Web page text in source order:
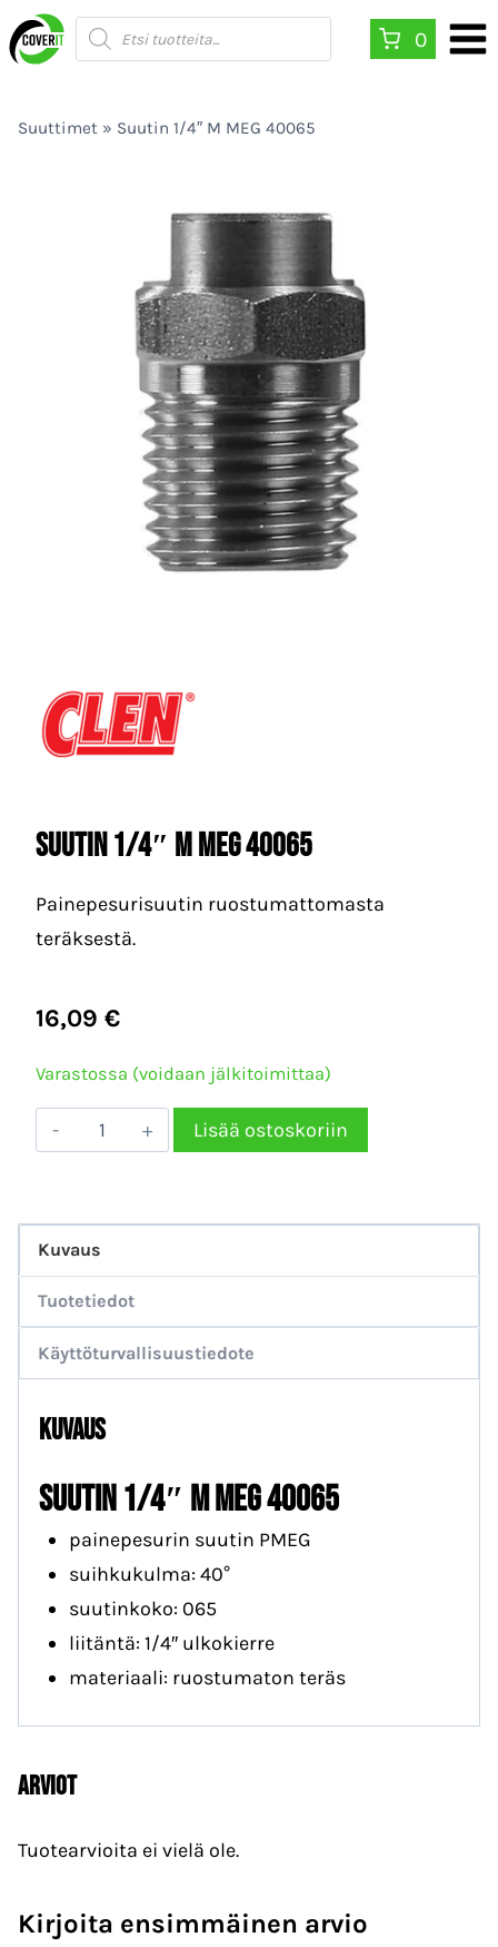
Siirry
sisältöön
Products
search
0
Suuttimet » Suutin 1/4″ M MEG 40065
Suutin 1/4″ M MEG 40065
Painepesurisuutin ruostumattomasta
teräksestä.
16,09 €
Varastossa (voidaan jälkitoimittaa)
Suutin
1/4"
MEG
40065
määrä
Lisää ostoskoriin
Kuvaus
Tuotetiedot
Käyttöturvallisuustiedote
Kuvaus
Suutin 1/4″ M MEG 40065
painepesurin suutin PMEG
suihkukulma: 40°
suutinkoko: 065
liitäntä: 1/4″ ulkokierre
materiaali: ruostumaton teräs
Arviot
Tuotearvioita ei vielä ole.
Kirjoita ensimmäinen arvio